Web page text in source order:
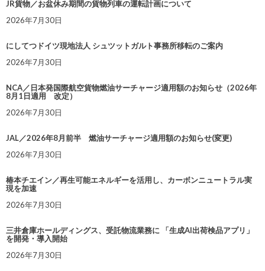
JR貨物／お盆休み期間の貨物列車の運転計画について
2026年7月30日
にしてつドイツ現地法人 シュツットガルト事務所移転のご案内
2026年7月30日
NCA／日本発国際航空貨物燃油サーチャージ適用額のお知らせ（2026年
8月1日適用 改定）
2026年7月30日
JAL／2026年8月前半 燃油サーチャージ適用額のお知らせ(変更)
2026年7月30日
椿本チエイン／再生可能エネルギーを活用し、カーボンニュートラル実
現を加速
2026年7月30日
三井倉庫ホールディングス、受託物流業務に 「生成AI出荷検品アプリ」
を開発・導入開始
2026年7月30日